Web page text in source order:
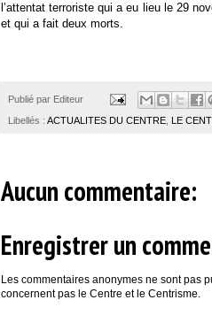
l’attentat terroriste qui a eu lieu le 29
et qui a fait deux morts.
Publié par Editeur
Libellés : ACTUALITES DU CENTRE LE
Aucun commentaire:
Enregistrer un
Les commentaires anonymes ne sont pas
concernent pas le Centre et le Centrisme.